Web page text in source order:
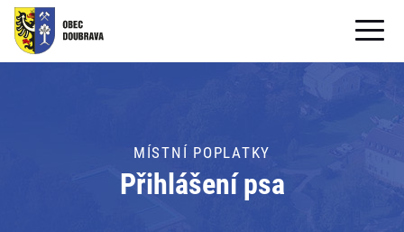
OBECNÍ ÚŘAD
PRO OBČANY
Formuláře ke stažení
MÍSTNÍ POPLATKY
Přihlášení psa